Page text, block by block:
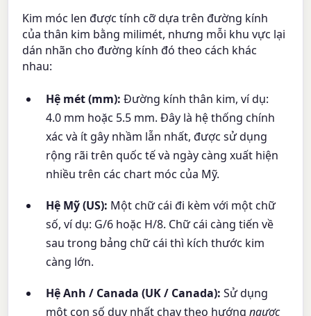
Kim móc len được tính cỡ dựa trên đường kính
của thân kim bằng milimét, nhưng mỗi khu vực lại
dán nhãn cho đường kính đó theo cách khác
nhau:
Hệ mét (mm): Đường kính thân kim, ví dụ:
4.0 mm hoặc 5.5 mm. Đây là hệ thống chính
xác và ít gây nhầm lẫn nhất, được sử dụng
rộng rãi trên quốc tế và ngày càng xuất hiện
nhiều trên các chart móc của Mỹ.
Hệ Mỹ (US): Một chữ cái đi kèm với một chữ
số, ví dụ: G/6 hoặc H/8. Chữ cái càng tiến về
sau trong bảng chữ cái thì kích thước kim
càng lớn.
Hệ Anh / Canada (UK / Canada): Sử dụng
một con số duy nhất chạy theo hướngngược